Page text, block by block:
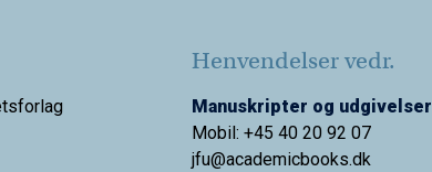
Henvendelser vedr.
Manuskripter og udgivelser
Mobil: +45 40 20 92 07
jfu@academicbooks.dk